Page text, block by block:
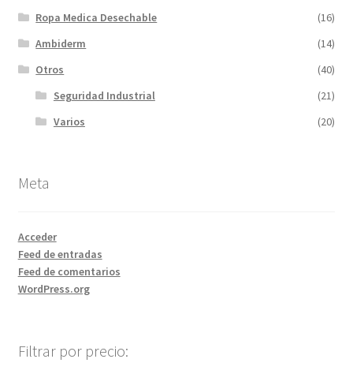
Ropa Medica Desechable
(16)
Ambiderm
(14)
Otros
(40)
Seguridad Industrial
(21)
Varios
(20)
Meta
Acceder
Feed de entradas
Feed de comentarios
WordPress.org
Filtrar por precio: